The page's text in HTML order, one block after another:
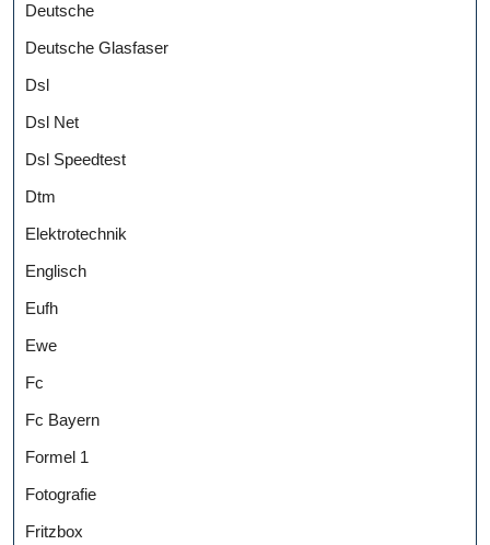
Deutsche
Deutsche Glasfaser
Dsl
Dsl Net
Dsl Speedtest
Dtm
Elektrotechnik
Englisch
Eufh
Ewe
Fc
Fc Bayern
Formel 1
Fotografie
Fritzbox